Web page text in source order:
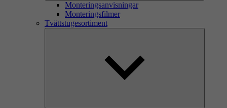
Monteringsanvisningar
Monteringsfilmer
Tvättstugesortiment